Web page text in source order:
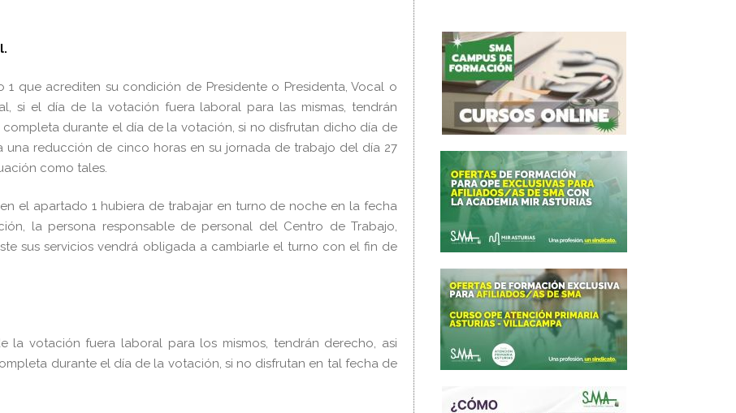
1 que acrediten su condición de Presidente o Presidenta, Vocal o
si el día de la votación fuera laboral para las mismas, tendrán
durante el día de la votación, si no disfrutan dicho día de
una reducción de cinco horas en su jornada de trabajo del día 27
como tales.
el apartado 1 hubiera de trabajar en turno de noche en la fecha
la persona responsable de personal del Centro de Trabajo,
sus servicios vendrá obligada a cambiarle el turno con el fin de
la votación fuera laboral para los mismos, tendrán derecho, asi
durante el día de la votación, si no disfrutan en tal fecha de